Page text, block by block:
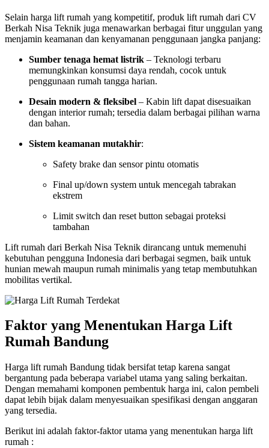
Selain harga lift rumah yang kompetitif, produk lift rumah dari CV
Berkah Nisa Teknik juga menawarkan berbagai fitur unggulan yang
menjamin keamanan dan kenyamanan penggunaan jangka panjang:
Sumber tenaga hemat listrik – Teknologi terbaru
memungkinkan konsumsi daya rendah, cocok untuk
penggunaan rumah tangga harian.
Desain modern & fleksibel – Kabin lift dapat disesuaikan
dengan interior rumah; tersedia dalam berbagai pilihan warna
dan bahan.
Sistem keamanan mutakhir:
Safety brake dan sensor pintu otomatis
Final up/down system untuk mencegah tabrakan
ekstrem
Limit switch dan reset button sebagai proteksi
tambahan
Lift rumah dari Berkah Nisa Teknik dirancang untuk memenuhi
kebutuhan pengguna Indonesia dari berbagai segmen, baik untuk
hunian mewah maupun rumah minimalis yang tetap membutuhkan
mobilitas vertikal.
Faktor yang Menentukan Harga Lift
Rumah Bandung
Harga lift rumah Bandung tidak bersifat tetap karena sangat
bergantung pada beberapa variabel utama yang saling berkaitan.
Dengan memahami komponen pembentuk harga ini, calon pembeli
dapat lebih bijak dalam menyesuaikan spesifikasi dengan anggaran
yang tersedia.
Berikut ini adalah faktor-faktor utama yang menentukan harga lift
rumah :